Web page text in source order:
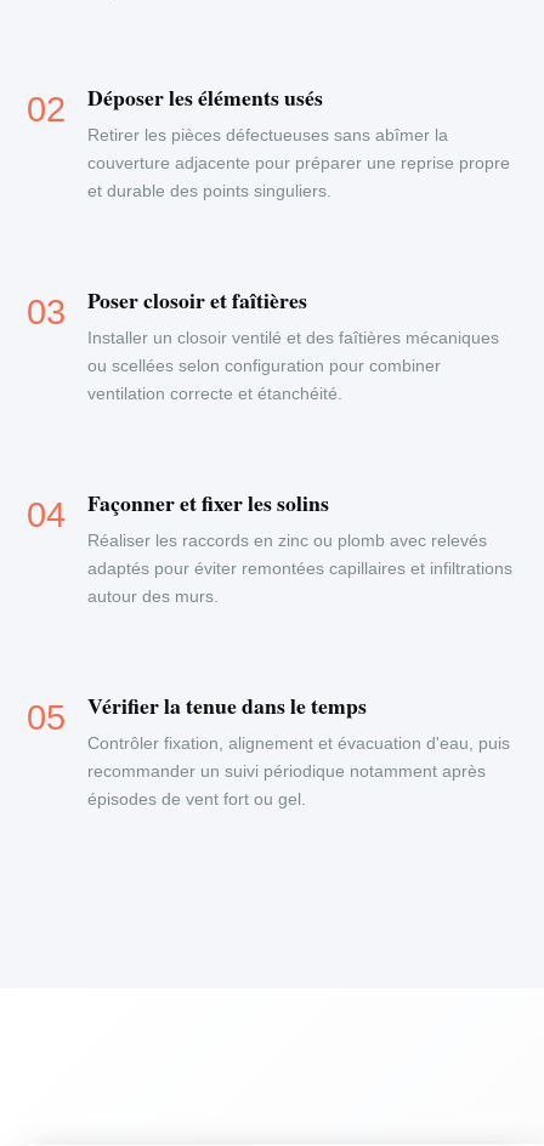
Déposer les éléments usés
Retirer les pièces défectueuses sans abîmer la
couverture adjacente pour préparer une reprise propre
et durable des points singuliers.
Poser closoir et faîtières
Installer un closoir ventilé et des faîtières mécaniques
ou scellées selon configuration pour combiner
ventilation correcte et étanchéité.
Façonner et fixer les solins
Réaliser les raccords en zinc ou plomb avec relevés
adaptés pour éviter remontées capillaires et infiltrations
autour des murs.
Vérifier la tenue dans le temps
Contrôler fixation, alignement et évacuation d'eau, puis
recommander un suivi périodique notamment après
épisodes de vent fort ou gel.